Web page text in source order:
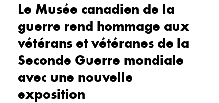
Le Musée canadien de la
guerre rend hommage aux
vétérans et vétéranes de la
Seconde Guerre mondiale
avec une nouvelle
exposition